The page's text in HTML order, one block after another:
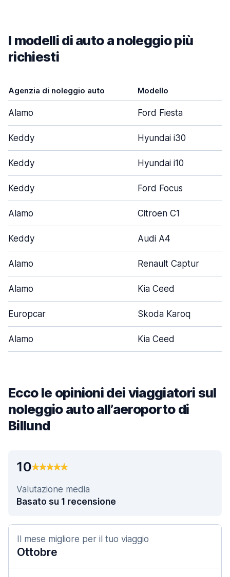
I modelli di auto a noleggio più
richiesti
Agenzia di noleggio auto Modello
Alamo Ford Fiesta
Keddy Hyundai i30
Keddy Hyundai i10
Keddy Ford Focus
Alamo Citroen C1
Keddy Audi A4
Alamo Renault Captur
Alamo Kia Ceed
Europcar Skoda Karoq
Alamo Kia Ceed
Ecco le opinioni dei viaggiatori sul
noleggio auto all’aeroporto di
Billund
10
Valutazione media
Basato su 1 recensione
Il mese migliore per il tuo viaggio
Ottobre